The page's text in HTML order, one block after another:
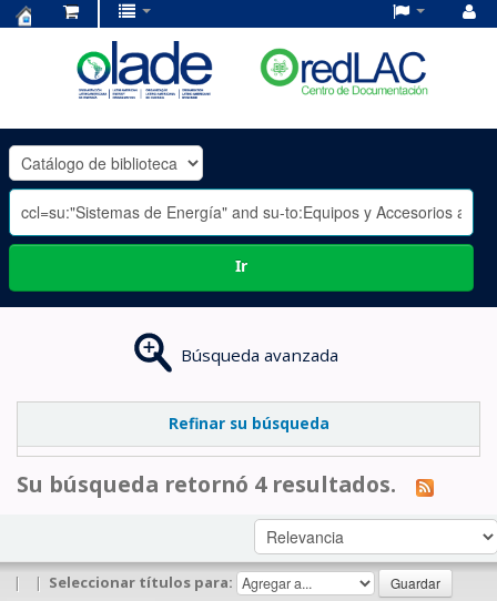
OLADE
-
Ir
Búsqueda avanzada
Refinar su búsqueda
Su búsqueda retornó 4 resultados.
| | Seleccionar títulos para: